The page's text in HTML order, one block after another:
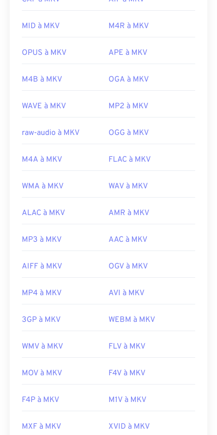
Sortie initiale :
https://en.wikipedia.org/wiki/VOB
De plus, le format MKV n'utilise pas de codecs pour
taille importante. Par conséquent, pour ouvrir un
télécharger les codecs appropriés, compatibles
Pack (CCCP)
depuis un site de confiance, tel que
Sortie initiale :2002
https://en.wikipedia.org/wiki/Matroska
MID à MKV M4R à MKV
OPUS à MKV APE à MKV
M4B à MKV OGA à MKV
WAVE à MKV MP2 à MKV
raw-audio à MKV OGG à MKV
M4A à MKV FLAC à MKV
WMA à MKV WAV à MKV
ALAC à MKV AMR à MKV
MP3 à MKV AAC à MKV
AIFF à MKV OGV à MKV
MP4 à MKV AVI à MKV
3GP à MKV WEBM à MKV
WMV à MKV FLV à MKV
MOV à MKV F4V à MKV
F4P à MKV M1V à MKV
MXF à MKV XVID à MKV